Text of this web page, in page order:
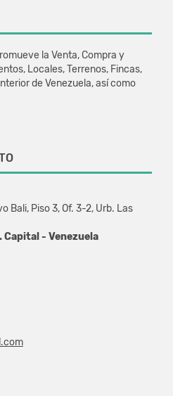
la Venta, Compra y
Locales, Terrenos, Fincas,
de Venezuela, así como
Bali, Piso 3, Of. 3-2, Urb. Las
- Venezuela